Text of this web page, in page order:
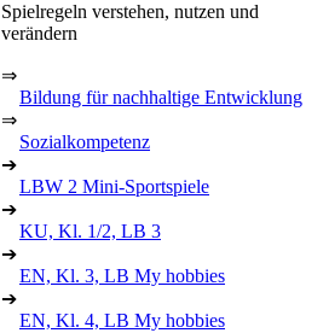
Spielregeln verstehen, nutzen und
verändern
⇒
Bildung für nachhaltige Entwicklung
⇒
Sozialkompetenz
➔
LBW 2 Mini-Sportspiele
➔
KU, Kl. 1/2, LB 3
➔
EN, Kl. 3, LB My hobbies
➔
EN, Kl. 4, LB My hobbies